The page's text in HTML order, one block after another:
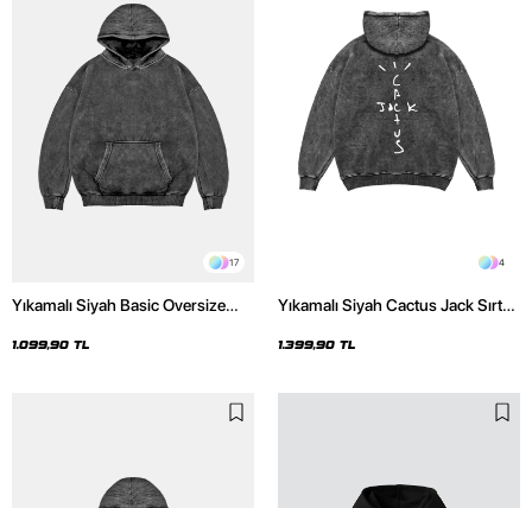
17
Yıkamalı Siyah Basic Oversize
1.099,90 TL
4
Yıkamalı Siyah Cactus Jack Sırt
1.399,90 TL